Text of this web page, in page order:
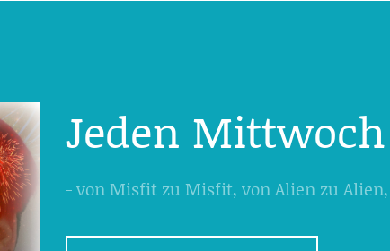
Jeden
- von Misfit zu Misfit, von Alien zu